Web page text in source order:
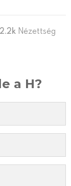
2.2k Nézettség
a H?